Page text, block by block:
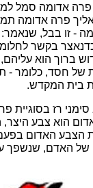
אדומה סמל
אליך פרה אדומה
עגלה יפה-פיה מצרים (ירמיהו
בקשר
ברוך הוא
של חסד, כלומר -
בית המקדש.
סימני רז
סמלים לטעמו: "האדום
הצבע האדום
של האדם, שנשפך